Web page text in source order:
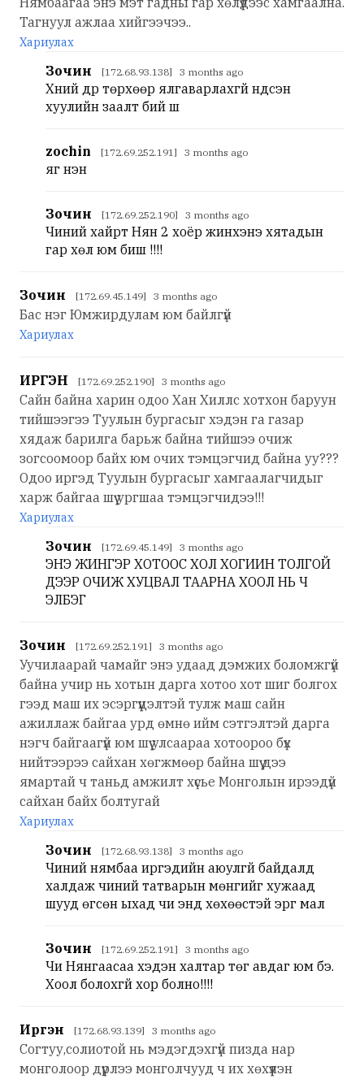
Тагнуул ажлаа хийгээчээ..
Хариулах
Зочин [172.68.93.138] 3 months ago
Хүний дүр төрхөөр ялгаварлахгүй үндсэн
хуулийн заалт бий шүү
zochin [172.69.252.191] 3 months ago
яг үнэн
Зочин [172.69.252.190] 3 months ago
Чиний хайрт Нян 2 хоёр жинхэнэ хятадын
гар хөл юм биш үү!!!!
Зочин [172.69.45.149] 3 months ago
Бас нэг Юмжирдулам юм байлгүй
Хариулах
ИРГЭН [172.69.252.190] 3 months ago
Сайн байна харин одоо Хан Хиллс хотхон баруун
тийшээгээ Туулын бургасыг хэдэн га газар
хядаж барилга барьж байна тийшээ очиж
зогсоомоор байх юм очих тэмцэгчид байна уу???
Одоо иргэд Туулын бургасыг хамгаалагчидыг
харж байгаа шүү ургшаа тэмцэгчидээ!!!
Хариулах
Зочин [172.69.45.149] 3 months ago
ЭНЭ ЖИНГЭР ХОТООС ХОЛ ХОГИИН ТОЛГОЙ
ДЭЭР ОЧИЖ ХУЦВАЛ ТААРНА ХООЛ НЬ Ч
ЭЛБЭГ
Зочин [172.69.252.191] 3 months ago
Уучилаарай чамайг энэ удаад дэмжих боломжгүй
байна учир нь хотын дарга хотоо хот шиг болгох
гээд маш их эсэргүүцэлтэй тулж маш сайн
ажиллаж байгаа урд өмнө ийм сэтгэлтэй дарга
нэгч байгаагүй юм шүү улсаараа хотоороо бүх
нийтээрээ сайхан хөгжмөөр байна шүү дээ
ямартай ч таньд амжилт хүсье Монголын ирээдүй
сайхан байх болтугай
Хариулах
Зочин [172.68.93.138] 3 months ago
Чиний нямбаа иргэдийн аюулгүй байдалд
халдаж чиний татварын мөнгийг хужаад
шууд өгсөн ыхад чи энд хөхөөстэй эргүү мал
Зочин [172.69.252.191] 3 months ago
Чи Нянгаасаа хэдэн халтар төг авдаг юм бэ.
Хоол болохгүй хор болно!!!!
Иргэн [172.68.93.139] 3 months ago
Согтуу,солиотой нь мэдэгдэхгүй пизда нар
монголоор дүүрлээ монголчууд ч их хөхүүлэн